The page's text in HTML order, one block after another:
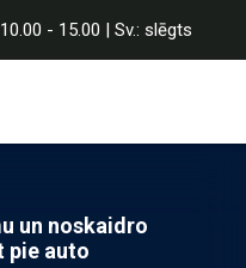
- 15.00 | Sv.: slēgts
un noskaidro
pie auto